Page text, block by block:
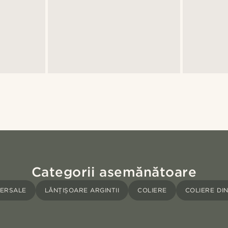
Categorii asemănătoare
LĂNȚIȘOARE ARGINTII COLIERE COLIERE